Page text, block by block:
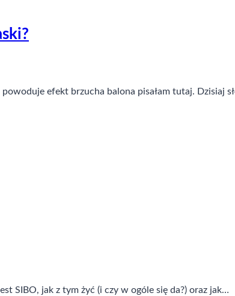
efekt brzucha balona pisałam tutaj. Dzisiaj
SIBO, jak z tym żyć (i czy w ogóle się da?) oraz jak…